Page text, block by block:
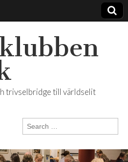
trivselbridge till världselit
Search
for: